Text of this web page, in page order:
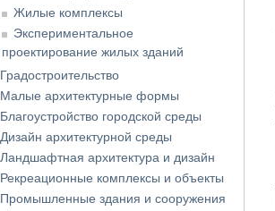
Жилые комплексы
Экспериментальное
проектирование жилых зданий
Градостроительство
Малые архитектурные формы
Благоустройство городской среды
Дизайн архитектурной среды
Ландшафтная архитектура и дизайн
Рекреационные комплексы и объекты
Промышленные здания и сооружения